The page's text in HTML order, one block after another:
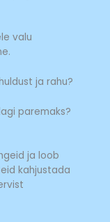
valu
ja rahu?
paremaks?
ja loob
kahjustada